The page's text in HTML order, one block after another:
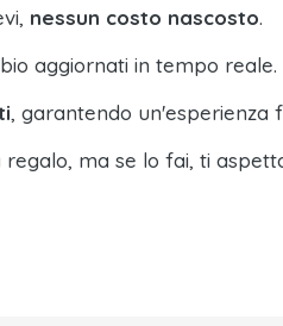
nessun costo nascosto.
aggiornati in tempo reale.
, garantendo un'esperienza
ma se lo fai, ti